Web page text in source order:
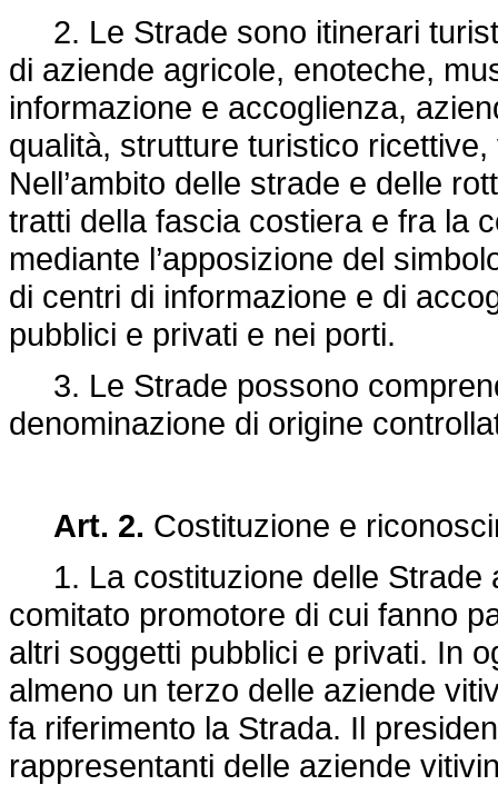
2. Le Strade sono itinerari
di aziende agricole, enoteche,
informazione e accoglienza,
qualità, strutture turistico
Nell’ambito delle strade e delle
tratti della fascia costiera e fra la
mediante l’apposizione del
di centri di informazione e di
pubblici e privati e nei porti.
3. Le Strade possono
denominazione di origine
Art. 2. Costituzione e
1. La costituzione delle Strade
comitato promotore di cui fanno
altri soggetti pubblici e privati. In
almeno un terzo delle aziende
fa riferimento la Strada. Il
rappresentanti delle aziende